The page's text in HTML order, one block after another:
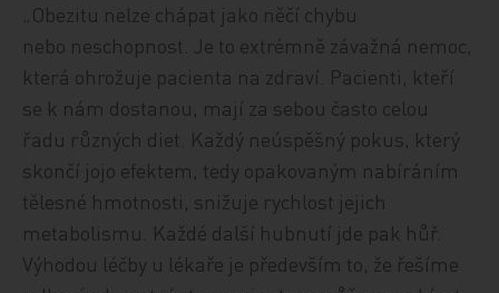
„Obezitu nelze chápat jako něčí chybu
nebo neschopnost. Je to extrémně závažná nemoc,
která ohrožuje pacienta na zdraví. Pacienti, kteří
se k nám dostanou, mají za sebou často celou
řadu různých diet. Každý neúspěšný pokus, který
skončí jojo efektem, tedy opakovaným nabíráním
tělesné hmotnosti, snižuje rychlost jejich
metabolismu. Každé další hubnutí jde pak hůř.
Výhodou léčby u lékaře je především to, že řešíme